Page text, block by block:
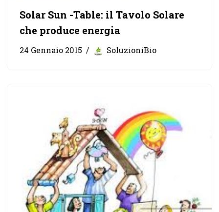
Solar Sun -Table: il Tavolo Solare
che produce energia
24 Gennaio 2015 SoluzioniBio